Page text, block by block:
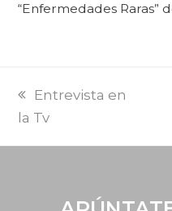
“Enfermedades Raras”
Entrevista en
la Tv